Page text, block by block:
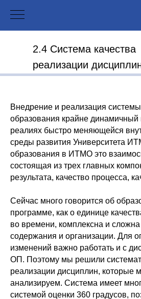
2.4 Система качества
реализации
Внедрение и реализация системы
образования крайне динамичный
реалиях быстро меняющейся
среды развития Университета
образования в ИТМО это
состоящая из трех главных
результата, качество процесса,
Сейчас много говорится об
программе, как о единице
во времени, комплексна и сложна
содержания и организации. Для
изменений важно работать и с
ОП. Поэтому мы решили
реализации дисциплин, которые
анализируем. Система имеет
системой оценки 360 градусов,